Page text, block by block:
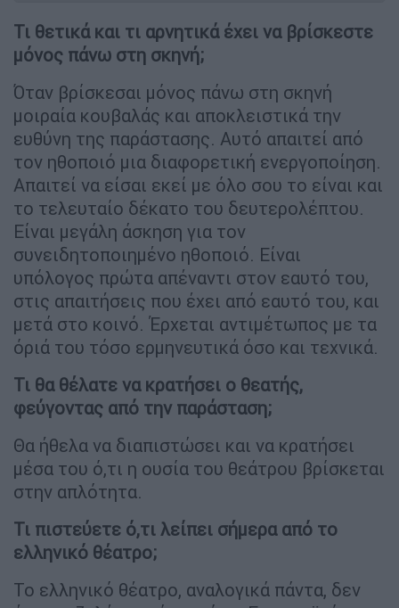
Τι θετικά και τι αρνητικά έχει να βρίσκεστε
μόνος πάνω στη σκηνή;
Όταν βρίσκεσαι μόνος πάνω στη σκηνή
μοιραία κουβαλάς και αποκλειστικά την
ευθύνη της παράστασης. Αυτό απαιτεί από
τον ηθοποιό μια διαφορετική ενεργοποίηση.
Απαιτεί να είσαι εκεί με όλο σου το είναι και
το τελευταίο δέκατο του δευτερολέπτου.
Είναι μεγάλη άσκηση για τον
συνειδητοποιημένο ηθοποιό. Είναι
υπόλογος πρώτα απέναντι στον εαυτό του,
στις απαιτήσεις που έχει από εαυτό του, και
μετά στο κοινό. Έρχεται αντιμέτωπος με τα
όριά του τόσο ερμηνευτικά όσο και τεχνικά.
Τι θα θέλατε να κρατήσει ο θεατής,
φεύγοντας από την παράσταση;
Θα ήθελα να διαπιστώσει και να κρατήσει
μέσα του ό,τι η ουσία του θεάτρου βρίσκεται
στην απλότητα.
Τι πιστεύετε ό,τι λείπει σήμερα από το
ελληνικό θέατρο;
Το ελληνικό θέατρο, αναλογικά πάντα, δεν